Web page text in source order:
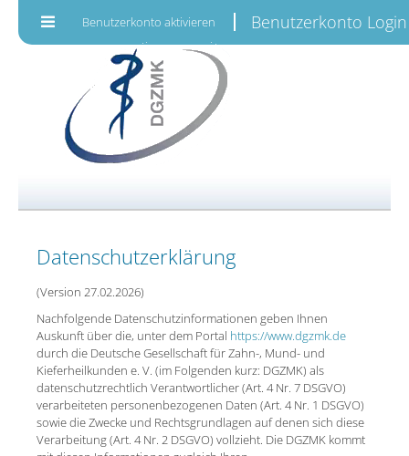
Benutzerkonto aktivieren Benutzerkonto Login
Datenschutzerklärung
(Version 27.02.2026)
Nachfolgende Datenschutzinformationen geben Ihnen
Auskunft über die, unter dem Portal https://www.dgzmk.de
durch die Deutsche Gesellschaft für Zahn-, Mund- und
Kieferheilkunden e. V. (im Folgenden kurz: DGZMK) als
datenschutzrechtlich Verantwortlicher (Art. 4 Nr. 7 DSGVO)
verarbeiteten personenbezogenen Daten (Art. 4 Nr. 1 DSGVO)
sowie die Zwecke und Rechtsgrundlagen auf denen sich diese
Verarbeitung (Art. 4 Nr. 2 DSGVO) vollzieht. Die DGZMK kommt